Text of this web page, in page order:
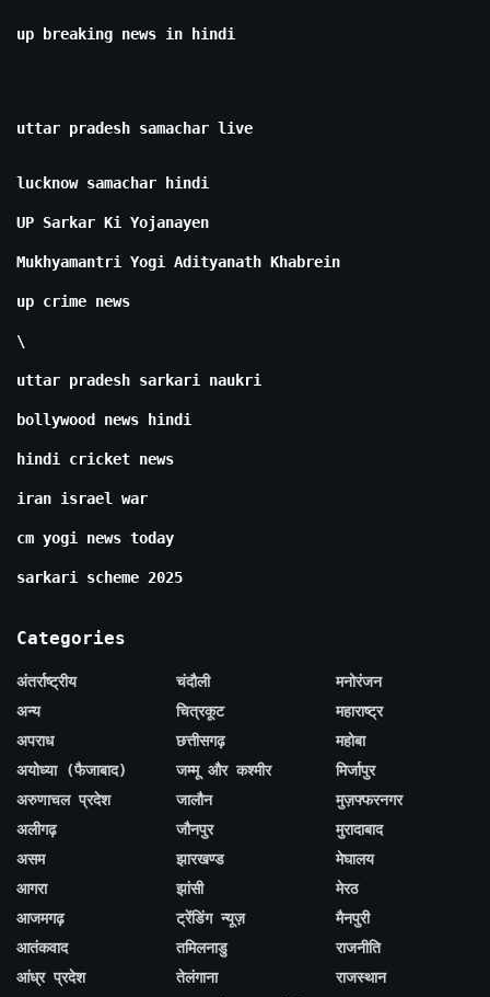
up breaking news in hindi
uttar pradesh samachar live
lucknow samachar hindi
UP Sarkar Ki Yojanayen
Mukhyamantri Yogi Adityanath Khabrein
up crime news
\
uttar pradesh sarkari naukri
bollywood news hindi
hindi cricket news
iran israel war
cm yogi news today
sarkari scheme 2025
Categories
अंतर्राष्ट्रीय
अन्य
अपराध
अयोध्या (फैजाबाद)
अरुणाचल प्रदेश
अलीगढ़
असम
आगरा
आजमगढ़
आतंकवाद
आंध्र प्रदेश
चंदौली
चित्रकूट
छत्तीसगढ़
जम्मू और कश्मीर
जालौन
जौनपुर
झारखण्ड
झांसी
ट्रेंडिंग न्यूज़
तमिलनाडु
तेलंगाना
मनोरंजन
महाराष्ट्र
महोबा
मिर्जापुर
मुज़फ्फरनगर
मुरादाबाद
मेघालय
मेरठ
मैनपुरी
राजनीति
राजस्थान